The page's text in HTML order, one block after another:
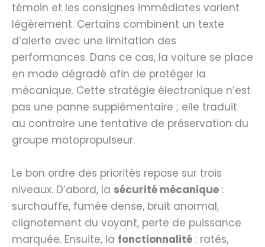
témoin et les consignes immédiates varient
légèrement. Certains combinent un texte
d’alerte avec une limitation des
performances. Dans ce cas, la voiture se place
en mode dégradé afin de protéger la
mécanique. Cette stratégie électronique n’est
pas une panne supplémentaire ; elle traduit
au contraire une tentative de préservation du
groupe motopropulseur.
Le bon ordre des priorités repose sur trois
niveaux. D’abord, la sécurité mécanique :
surchauffe, fumée dense, bruit anormal,
clignotement du voyant, perte de puissance
marquée. Ensuite, la fonctionnalité : ratés,